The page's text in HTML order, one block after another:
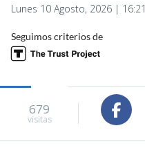
Lunes 10 Agosto, 2026 | 16:21
Seguimos criterios de
679
visitas